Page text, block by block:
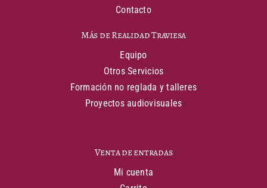
Contacto
Más de Realidad Traviesa
Equipo
Otros Servicios
Formación no reglada y talleres
Proyectos audiovisuales
Venta de entradas
Mi cuenta